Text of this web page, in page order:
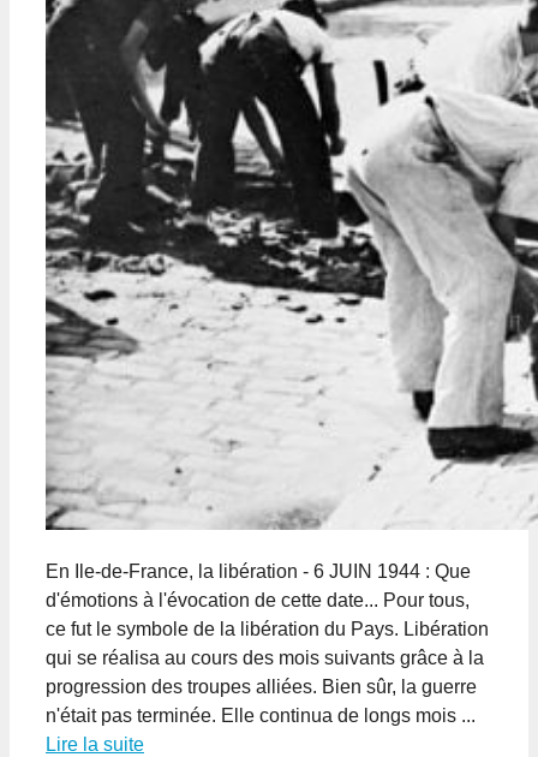
En Ile-de-France, la libération - 6 JUIN 1944 : Que
d'émotions à l'évocation de cette date... Pour tous,
ce fut le symbole de la libération du Pays. Libération
qui se réalisa au cours des mois suivants grâce à la
progression des troupes alliées. Bien sûr, la guerre
n'était pas terminée. Elle continua de longs mois ...
Lire la suite